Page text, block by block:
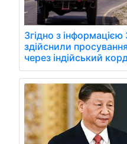
Згідно з інформацією
здійснили
через індійський